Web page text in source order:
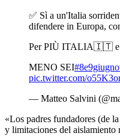
✅ Sì a un'Italia
difendere in Europa,
Per PIÙ ITALIA🇮🇹 e
MENO SEI
pic.twitter.com/
— Matteo Salvini
«Los padres fundadores (de
y limitaciones del aislamiento